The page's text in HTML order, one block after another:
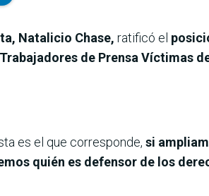
Natalicio Chase, ratificó el
de Prensa Víctimas
es el que corresponde, si
quién es defensor de los